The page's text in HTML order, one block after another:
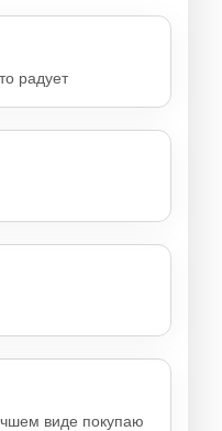
радует
виде покупаю